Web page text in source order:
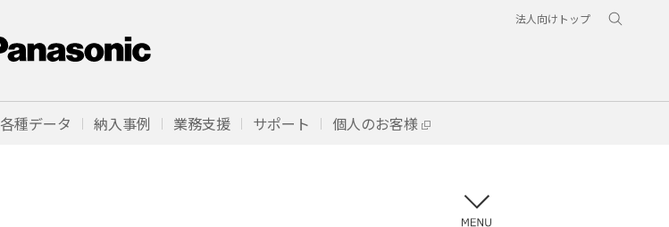
法人向けトップ
各種データ 納入事例 業務支援 サポート 個人のお客様